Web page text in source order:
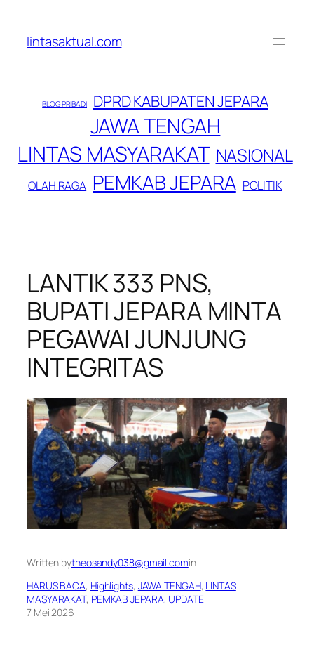
konten
lintasaktual.com
BLOG PRIBADI DPRD KABUPATEN JEPARA
JAWA TENGAH
LINTAS MASYARAKAT NASIONAL
OLAH RAGA PEMKAB JEPARA POLITIK
LANTIK 333 PNS,
BUPATI JEPARA MINTA
PEGAWAI JUNJUNG
INTEGRITAS
Written bytheosandy038@gmail.comin
HARUS BACA, Highlights, JAWA TENGAH, LINTAS
MASYARAKAT, PEMKAB JEPARA, UPDATE
7 Mei 2026